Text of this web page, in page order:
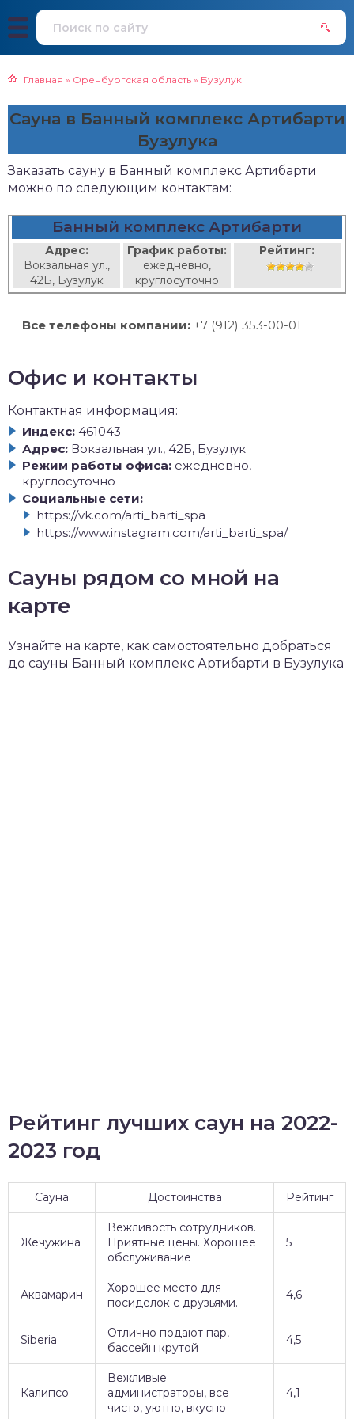
Главная » Оренбургская область » Бузулук
Сауна в Банный комплекс Артибарти
Бузулука
Заказать сауну в Банный комплекс Артибарти
можно по следующим контактам:
Банный комплекс Артибарти
Адрес:
Вокзальная ул.,
42Б, Бузулук
График работы:
ежедневно,
круглосуточно
Рейтинг:
Все телефоны компании: +7 (912) 353-00-01
Офис и контакты
Контактная информация:
Индекс: 461043
Адрес: Вокзальная ул., 42Б, Бузулук
Режим работы офиса: ежедневно,
круглосуточно
Социальные сети:
https://vk.com/arti_barti_spa
https://www.instagram.com/arti_barti_spa/
Сауны рядом со мной на
карте
Узнайте на карте, как самостоятельно добраться
до сауны Банный комплекс Артибарти в Бузулука
Рейтинг лучших саун на 2022-
2023 год
Сауна Достоинства Рейтинг
Жечужина
Вежливость сотрудников.
Приятные цены. Хорошее
обслуживание
5
Аквамарин
Хорошее место для
посиделок с друзьями.
4,6
Siberia
Отлично подают пар,
бассейн крутой
4,5
Калипсо
Вежливые
администраторы, все
чисто, уютно, вкусно
4,1